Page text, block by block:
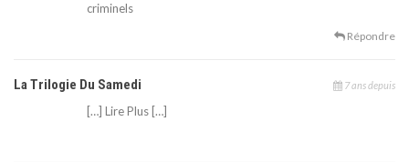
criminels
Répondre
La Trilogie Du Samedi 7 ans depuis
[…] Lire Plus […]